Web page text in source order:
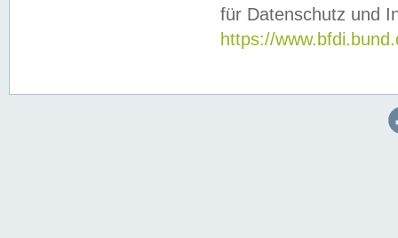
für Datenschutz und
https://